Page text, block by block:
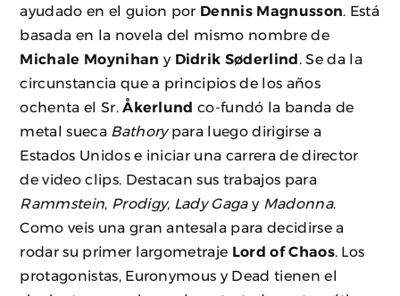
ayudado en el guion por Dennis Magnusson. Está
basada en la novela del mismo nombre de
Michale Moynihan y Didrik Søderlind . Se da la
circunstancia que a principios de los años
ochenta el Sr.Åkerlund co-fundó la banda de
metal sueca Bathorypara luego dirigirse a
Estados Unidos e iniciar una carrera de director
de video clips. Destacan sus trabajos para
Rammstein, Prodigy, Lady Gagay Madonna.
Como veis una gran antesala para decidirse a
rodar su primer largometraje Lord of Chaos. Los
protagonistas, Euronymous y Dead tienen el